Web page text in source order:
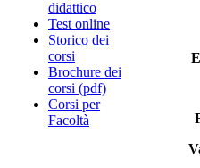
didattico
Test online
Storico dei
corsi
Brochure dei
corsi (pdf)
Corsi per
Facoltà